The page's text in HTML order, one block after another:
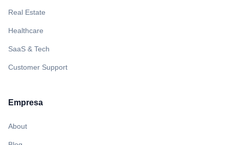
Real Estate
Healthcare
SaaS & Tech
Customer Support
Empresa
About